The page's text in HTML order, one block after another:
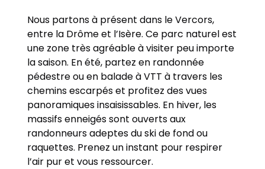
Nous partons à présent dans le Vercors,
entre la Drôme et l’Isère. Ce parc naturel est
une zone très agréable à visiter peu importe
la saison. En été, partez en randonnée
pédestre ou en balade à VTT à travers les
chemins escarpés et profitez des vues
panoramiques insaisissables. En hiver, les
massifs enneigés sont ouverts aux
randonneurs adeptes du ski de fond ou
raquettes. Prenez un instant pour respirer
l’air pur et vous ressourcer.